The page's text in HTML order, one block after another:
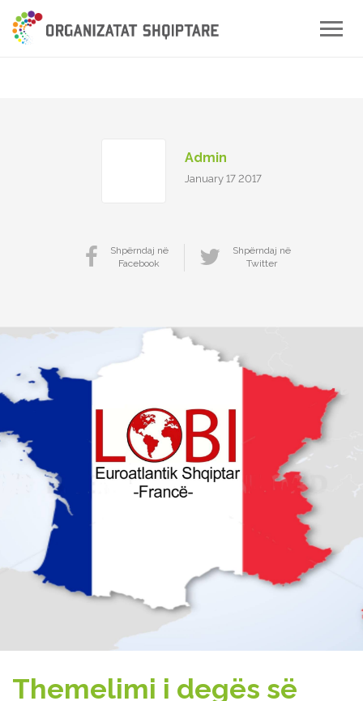
Toggle
Admin
January 17 2017
Shpërndaj në
Facebook
Shpërndaj në
Twitter
Themelimi i degës së